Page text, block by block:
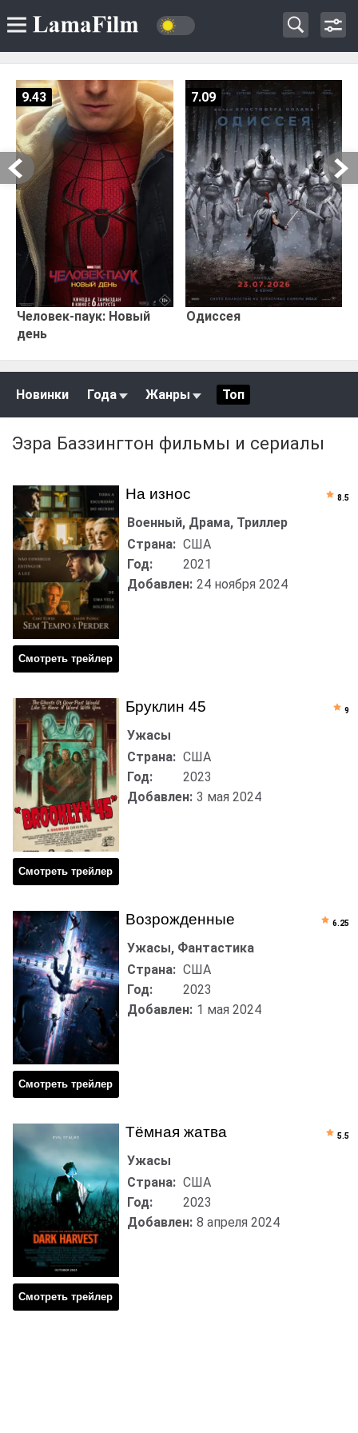
Человек-паук: Новый
день
9.43
Одиссея
7.09
Новинки Года Жанры Топ
Эзра Баззингтон фильмы и сериалы
На износ
Смотреть трейлер
Военный, Драма, Триллер
Страна: США
Год:
2021
Добавлен: 24 ноября 2024
8.5
Бруклин 45
Смотреть трейлер
Ужасы
Страна: США
Год:
2023
Добавлен: 3 мая 2024
9
Возрожденные
Смотреть трейлер
Ужасы, Фантастика
Страна: США
Год:
2023
Добавлен: 1 мая 2024
6.25
Тёмная жатва
Смотреть трейлер
Ужасы
Страна: США
Год:
2023
Добавлен: 8 апреля 2024
5.5